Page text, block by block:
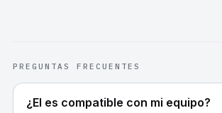
PREGUNTAS FRECUENTES
¿El es compatible con mi equipo?